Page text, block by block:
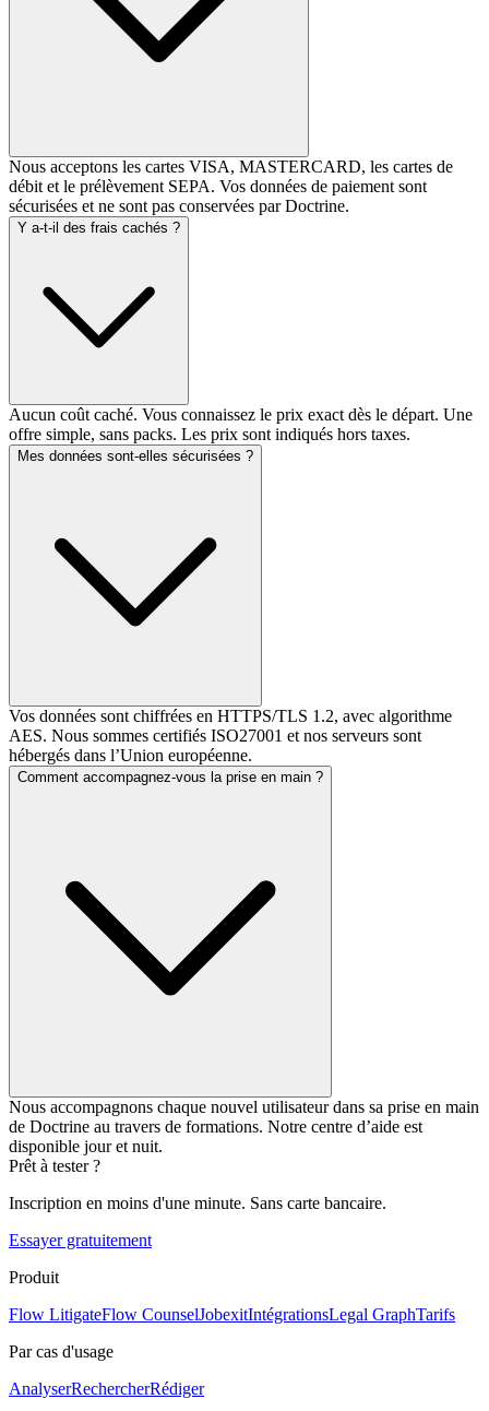
Nous acceptons les cartes VISA, MASTERCARD, les cartes de
débit et le prélèvement SEPA. Vos données de paiement sont
sécurisées et ne sont pas conservées par Doctrine.
Y a-t-il des frais cachés ?
Aucun coût caché. Vous connaissez le prix exact dès le départ. Une
offre simple, sans packs. Les prix sont indiqués hors taxes.
Mes données sont-elles sécurisées ?
Vos données sont chiffrées en HTTPS/TLS 1.2, avec algorithme
AES. Nous sommes certifiés ISO27001 et nos serveurs sont
hébergés dans l’Union européenne.
Comment accompagnez-vous la prise en main ?
Nous accompagnons chaque nouvel utilisateur dans sa prise en main
de Doctrine au travers de formations. Notre centre d’aide est
disponible jour et nuit.
Prêt à tester ?
Inscription en moins d'une minute. Sans carte bancaire.
Essayer gratuitement
Produit
Flow LitigateFlow CounselJobexitIntégrationsLegal GraphTarifs
Par cas d'usage
AnalyserRechercherRédiger